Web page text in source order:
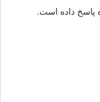
پاسخ داده است.